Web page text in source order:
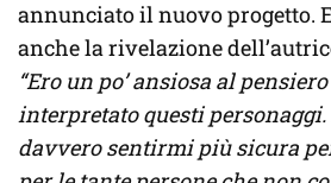
annunciato il nuovo progetto.
anche la rivelazione
“Ero un po’ ansiosa al
interpretato questi
davvero sentirmi più sicura